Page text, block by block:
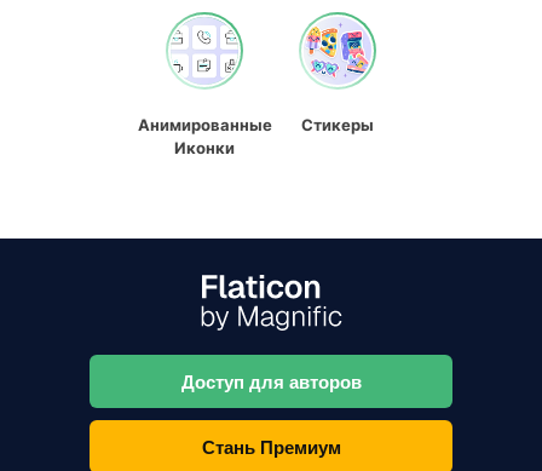
Анимированные
Иконки
Стикеры
Доступ для авторов
Стань Премиум